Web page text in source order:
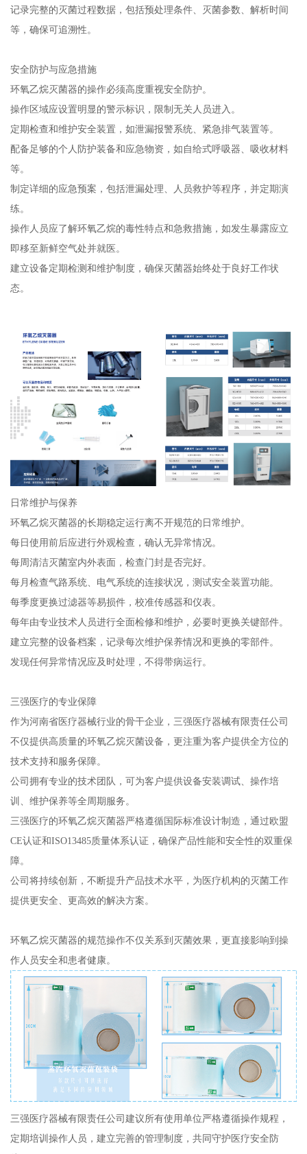
记录完整的灭菌过程数据，包括预处理条件、灭菌参数、解析时间
等，确保可追溯性。
安全防护与应急措施
环氧乙烷灭菌器的操作必须高度重视安全防护。
操作区域应设置明显的警示标识，限制无关人员进入。
定期检查和维护安全装置，如泄漏报警系统、紧急排气装置等。
配备足够的个人防护装备和应急物资，如自给式呼吸器、吸收材料
等。
制定详细的应急预案，包括泄漏处理、人员救护等程序，并定期演
练。
操作人员应了解环氧乙烷的毒性特点和急救措施，如发生暴露应立
即移至新鲜空气处并就医。
建立设备定期检测和维护制度，确保灭菌器始终处于良好工作状
态。
日常维护与保养
环氧乙烷灭菌器的长期稳定运行离不开规范的日常维护。
每日使用前后应进行外观检查，确认无异常情况。
每周清洁灭菌室内外表面，检查门封是否完好。
每月检查气路系统、电气系统的连接状况，测试安全装置功能。
每季度更换过滤器等易损件，校准传感器和仪表。
每年由专业技术人员进行全面检修和维护，必要时更换关键部件。
建立完整的设备档案，记录每次维护保养情况和更换的零部件。
发现任何异常情况应及时处理，不得带病运行。
三强医疗的专业保障
作为河南省医疗器械行业的骨干企业，三强医疗器械有限责任公司
不仅提供高质量的环氧乙烷灭菌设备，更注重为客户提供全方位的
技术支持和服务保障。
公司拥有专业的技术团队，可为客户提供设备安装调试、操作培
训、维护保养等全周期服务。
三强医疗的环氧乙烷灭菌器严格遵循国际标准设计制造，通过欧盟
CE认证和ISO13485质量体系认证，确保产品性能和安全性的双重保
障。
公司将持续创新，不断提升产品技术水平，为医疗机构的灭菌工作
提供更安全、更高效的解决方案。
环氧乙烷灭菌器的规范操作不仅关系到灭菌效果，更直接影响到操
作人员安全和患者健康。
三强医疗器械有限责任公司建议所有使用单位严格遵循操作规程，
定期培训操作人员，建立完善的管理制度，共同守护医疗安全防